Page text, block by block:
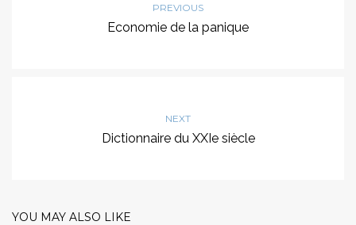
PREVIOUS
Economie de la panique
NEXT
Dictionnaire du XXIe siècle
YOU MAY ALSO LIKE